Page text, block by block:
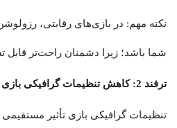
نکته مهم: در بازی‌های رقابتی،
شما باشد؛ زیرا دشمنان راحت‌تر
ترفند 2: کاهش تنظیمات گرافیکی بازی
تنظیمات گرافیکی بازی تأثیر